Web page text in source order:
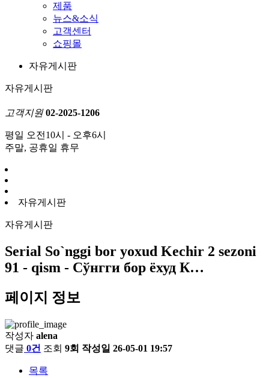
제품
뉴스&소식
고객센터
쇼핑몰
자유게시판
자유게시판
고객지원 02-2025-1206
평일 오전10시 - 오후6시
주말, 공휴일 휴무
자유게시판
자유게시판
Serial So`nggi bor yoxud Kechir 2 sezoni
91 - qism - Сўнгги бор ёхуд К…
페이지 정보
작성자 alena
댓글 0건 조회 9회 작성일 26-05-01 19:57
목록